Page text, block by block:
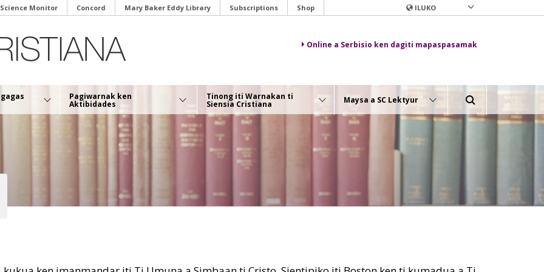
Monitor Concord Mary Baker Eddy Library Subscriptions Shop ILUKO
Online a Serbisio ken dagiti mapaspasamak
Pagiwarnak ken
Aktibidades
Tinong iti Warnakan ti
Siensia Cristiana Maysa a SC Lektyur